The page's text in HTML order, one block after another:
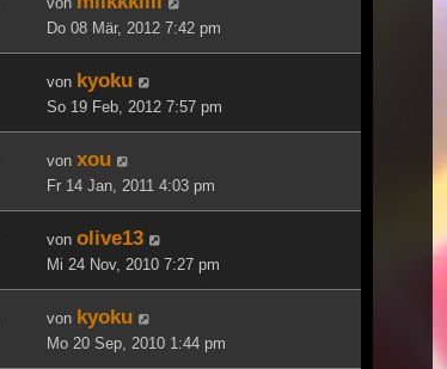
Do 08 Mär, 2012 7:42 pm
von kyoku
So 19 Feb, 2012 7:57 pm
von xou
Fr 14 Jan, 2011 4:03 pm
von olive13
Mi 24 Nov, 2010 7:27 pm
von kyoku
Mo 20 Sep, 2010 1:44 pm